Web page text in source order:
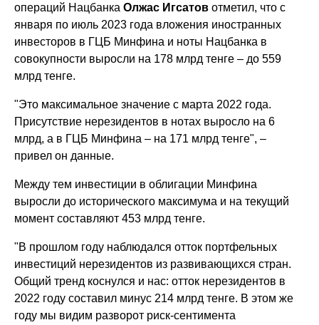
операций НацбанкаОлжас Игсатов отметил, что с
января по июль 2023 года вложения иностранных
инвесторов в ГЦБ Минфина и ноты Нацбанка в
совокупности выросли на 178 млрд тенге – до 559
млрд тенге.
"Это максимальное значение с марта 2022 года.
Присутствие нерезидентов в нотах выросло на 6
млрд, а в ГЦБ Минфина – на 171 млрд тенге", –
привел он данные.
Между тем инвестиции в облигации Минфина
выросли до исторического максимума и на текущий
момент составляют 453 млрд тенге.
"В прошлом году наблюдался отток портфельных
инвестиций нерезидентов из развивающихся стран.
Общий тренд коснулся и нас: отток нерезидентов в
2022 году составил минус 214 млрд тенге. В этом же
году мы видим разворот риск-сентимента